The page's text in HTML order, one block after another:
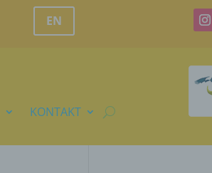
EN
KONTAKT